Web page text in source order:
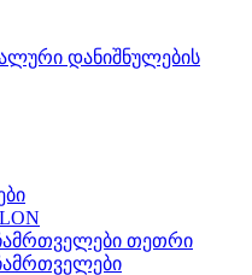
დანიშნულების
თეთრი